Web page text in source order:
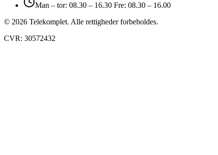
Man – tor: 08.30 – 16.30 Fre: 08.30 – 16.00
© 2026 Telekomplet. Alle rettigheder forbeholdes.
CVR: 30572432